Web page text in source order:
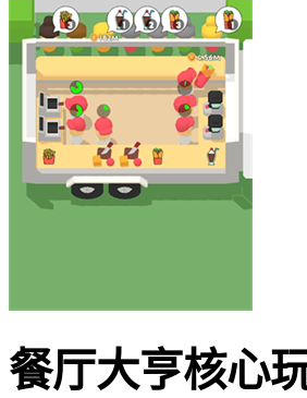
餐厅大亨核心